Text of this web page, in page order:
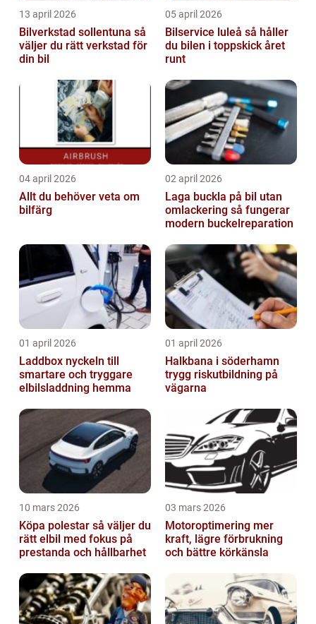
13 april 2026
Bilverkstad sollentuna så
väljer du rätt verkstad för
din bil
05 april 2026
Bilservice luleå så håller
du bilen i toppskick året
runt
04 april 2026
Allt du behöver veta om
bilfärg
02 april 2026
Laga buckla på bil utan
omlackering så fungerar
modern buckelreparation
01 april 2026
Laddbox nyckeln till
smartare och tryggare
elbilsladdning hemma
01 april 2026
Halkbana i söderhamn
trygg riskutbildning på
vägarna
10 mars 2026
Köpa polestar så väljer du
rätt elbil med fokus på
prestanda och hållbarhet
03 mars 2026
Motoroptimering mer
kraft, lägre förbrukning
och bättre körkänsla